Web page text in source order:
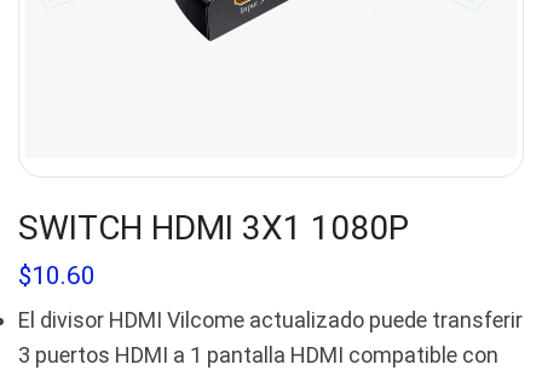
SWITCH HDMI 3X1 1080P
$10.60
El divisor HDMI Vilcome actualizado puede transferir
3 puertos HDMI a 1 pantalla HDMI compatible con